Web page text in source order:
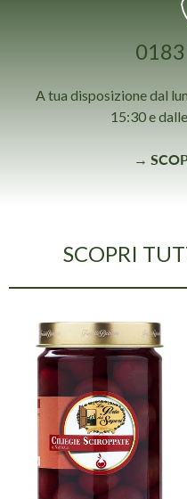
A tua disposizione dal
15:30 e
→
SCOPRI